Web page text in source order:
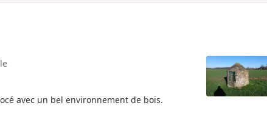
avec un bel environnement de bois.